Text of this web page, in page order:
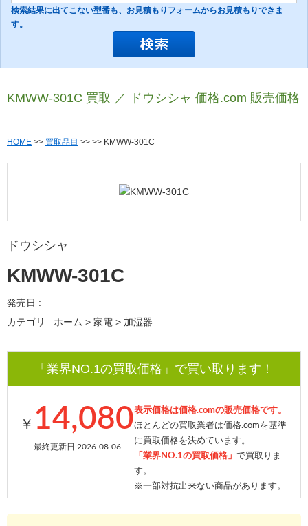
検索結果に出てこない型番も、お見積もりフォームからお見積もりできま
す。
KMWW-301C 買取 ／ ドウシシャ 価格.com 販売価格
HOME >> 買取品目 >> >> KMWW-301C
ドウシシャ
KMWW-301C
発売日 :
カテゴリ : ホーム > 家電 > 加湿器
「業界NO.1の買取価格」で買い取ります！
￥ 14,080
最終更新日 2026-08-06
表示価格は価格.comの販売価格です。
ほとんどの買取業者は価格.comを基準
に買取価格を決めています。
「業界NO.1の買取価格」 で買取りま
す。
※一部対抗出来ない商品があります。